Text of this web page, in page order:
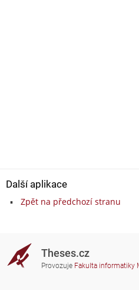
Další aplikace
Zpět na předchozí stranu
Theses.cz
Provozuje Fakulta informatiky